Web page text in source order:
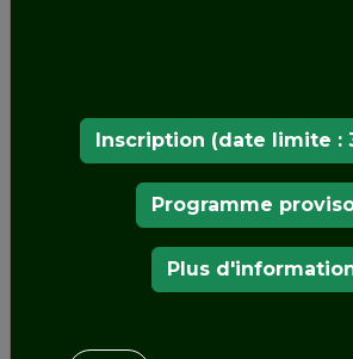
Inscription (date limite :
Programme
Plus